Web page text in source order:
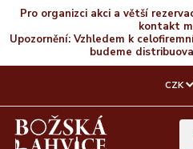
Pro organizci akci a větší
kontakt
Upozornění: Vzhledem k
budeme
CZK